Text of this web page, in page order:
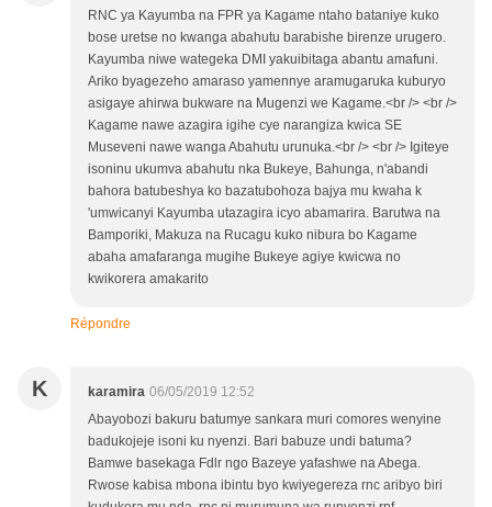
RNC ya Kayumba na FPR ya Kagame ntaho bataniye kuko
bose uretse no kwanga abahutu barabishe birenze urugero.
Kayumba niwe wategeka DMI yakuibitaga abantu amafuni.
Ariko byagezeho amaraso yamennye aramugaruka kuburyo
asigaye ahirwa bukware na Mugenzi we Kagame.<br /> <br />
Kagame nawe azagira igihe cye narangiza kwica SE
Museveni nawe wanga Abahutu urunuka.<br /> <br /> Igiteye
isoninu ukumva abahutu nka Bukeye, Bahunga, n'abandi
bahora batubeshya ko bazatubohoza bajya mu kwaha k
'umwicanyi Kayumba utazagira icyo abamarira. Barutwa na
Bamporiki, Makuza na Rucagu kuko nibura bo Kagame
abaha amafaranga mugihe Bukeye agiye kwicwa no
kwikorera amakarito
Répondre
K karamira 06/05/2019 12:52
Abayobozi bakuru batumye sankara muri comores wenyine
badukojeje isoni ku nyenzi. Bari babuze undi batuma?
Bamwe basekaga Fdlr ngo Bazeye yafashwe na Abega.
Rwose kabisa mbona ibintu byo kwiyegereza rnc aribyo biri